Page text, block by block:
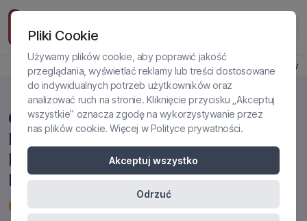
Produkt jest dostępny
GDY MAŁOLETNI PADA OFIARĄ
PRZESTĘPSTWA: WYTYCZNE DO
DIAGNOZY, TERAPII, PRACY Z
RODZICAMI
Certyfikowane szkolenie online
Pliki Cookie
Używamy plików cookie, aby poprawić jakość
przeglądania, wyświetlać reklamy lub treści dostosowane
do indywidualnych potrzeb użytkowników oraz
analizować ruch na stronie. Kliknięcie przycisku „Akceptuj
wszystkie” oznacza zgodę na wykorzystywanie przez
nas plików cookie. Więcej wPolityce prywatności.
Akceptuj wszystko
Odrzuć